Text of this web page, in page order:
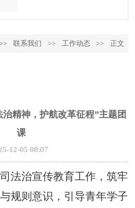
联系我们 >> 工作动态 >> 正文
精神，护航改革征程”主题团
课
12-05 08:07
法治宣传教育工作，筑牢
规则意识，引导青年学子